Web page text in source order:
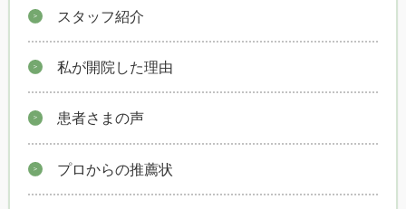
スタッフ紹介
私が開院した理由
患者さまの声
プロからの推薦状